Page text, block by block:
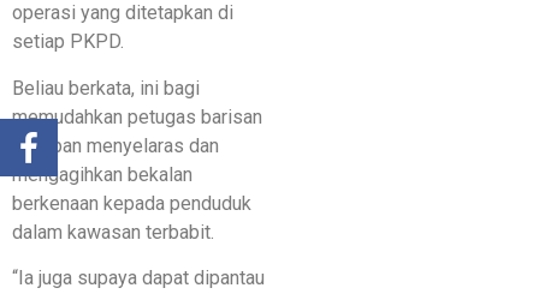
operasi yang ditetapkan di
setiap PKPD.
Beliau berkata, ini bagi
memudahkan petugas barisan
hadapan menyelaras dan
mengagihkan bekalan
berkenaan kepada penduduk
dalam kawasan terbabit.
“Ia juga supaya dapat dipantau